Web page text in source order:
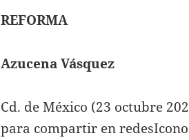
REFORMA
Azucena Vásquez
Cd. de México (23 octubre
para compartir en